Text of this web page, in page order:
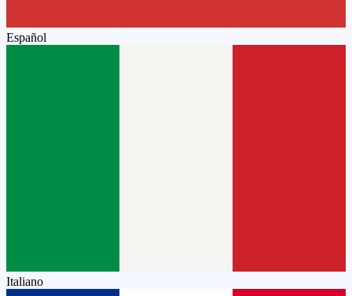
Español
Italiano